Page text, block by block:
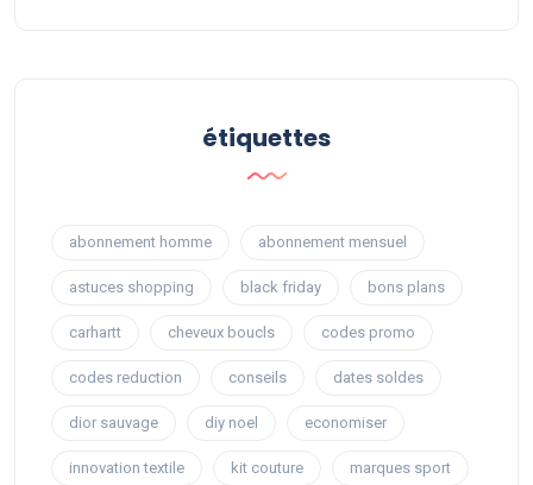
étiquettes
abonnement homme abonnement mensuel
astuces shopping black friday bons plans
carhartt cheveux boucls codes promo
codes reduction conseils dates soldes
dior sauvage diy noel economiser
innovation textile kit couture marques sport